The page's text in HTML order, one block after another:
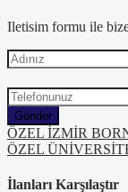
Iletisim formu ile
Gönder
ÖZEL İZMİR
ÖZEL
İlanları Karşılaştır